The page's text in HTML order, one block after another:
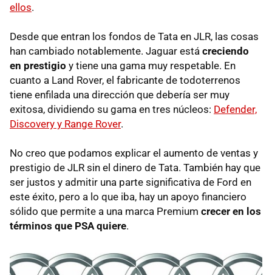
ellos.
Desde que entran los fondos de Tata en JLR, las cosas
han cambiado notablemente. Jaguar está creciendo
en prestigio y tiene una gama muy respetable. En
cuanto a Land Rover, el fabricante de todoterrenos
tiene enfilada una dirección que debería ser muy
exitosa, dividiendo su gama en tres núcleos: Defender,
Discovery y Range Rover.
No creo que podamos explicar el aumento de ventas y
prestigio de JLR sin el dinero de Tata. También hay que
ser justos y admitir una parte significativa de Ford en
este éxito, pero a lo que iba, hay un apoyo financiero
sólido que permite a una marca Premium crecer en los
términos que PSA quiere.